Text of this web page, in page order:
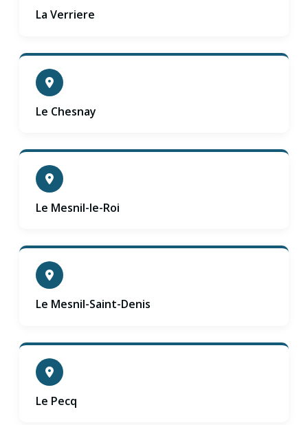
La Verriere
Le Chesnay
Le Mesnil-le-Roi
Le Mesnil-Saint-Denis
Le Pecq